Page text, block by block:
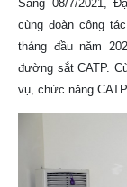
Sáng 08/7/2021,
cùng đoàn công
tháng đầu năm
đường sắt CATP.
vụ, chức năng